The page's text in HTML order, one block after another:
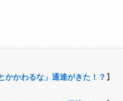
かかわるな」通達がきた！？ 】